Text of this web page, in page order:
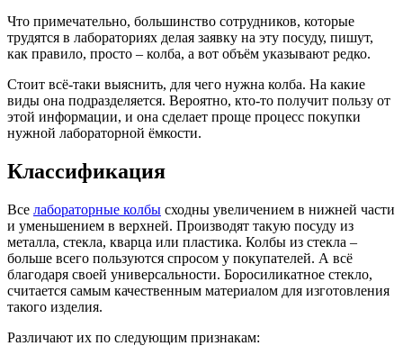
Что примечательно, большинство сотрудников, которые
трудятся в лабораториях делая заявку на эту посуду, пишут,
как правило, просто – колба, а вот объём указывают редко.
Стоит всё-таки выяснить, для чего нужна колба. На какие
виды она подразделяется. Вероятно, кто-то получит пользу от
этой информации, и она сделает проще процесс покупки
нужной лабораторной ёмкости.
Классификация
Все лабораторные колбы сходны увеличением в нижней части
и уменьшением в верхней. Производят такую посуду из
металла, стекла, кварца или пластика. Колбы из стекла –
больше всего пользуются спросом у покупателей. А всё
благодаря своей универсальности. Боросиликатное стекло,
считается самым качественным материалом для изготовления
такого изделия.
Различают их по следующим признакам: